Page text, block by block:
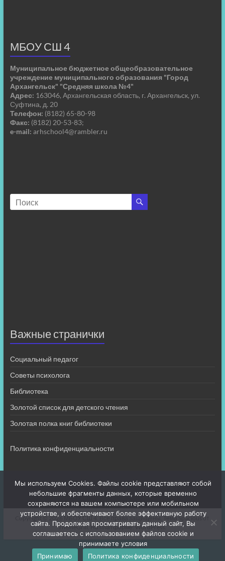
МБОУ СШ 4
Муниципальное бюджетное общеобразовательное
учреждение муниципального образования "Город
Архангельск" "Средняя школа №4"
Адрес: 163046, Архангельская область, г. Архангельск, ул.
Суфтина, д. 20
Телефон: (8182) 65-80-98
Факс: (8182) 20-53-83;
e-mail: arhschool4@rambler.ru
Важные странички
Социальный педагог
Советы психолога
Библиотека
Золотой список для детского чтения
Золотая полка книг библиотеки
Политика конфиденциальности
Copyright © 2026МБОУ СШ 4. Все права защищены. ТемаSpacious от
ThemeGrill. На платформе: WordPress.
Мы используем Cookies. Файлы cookie представляют собой
небольшие фрагменты данных, которые временно
сохраняются на вашем компьютере или мобильном
устройстве, и обеспечивают более эффективную работу
сайта. Продолжая просматривать данный сайт, Вы
соглашаетесь с использованием файлов cookie и
принимаете условия
Принимаю
Политика конфиденциальности